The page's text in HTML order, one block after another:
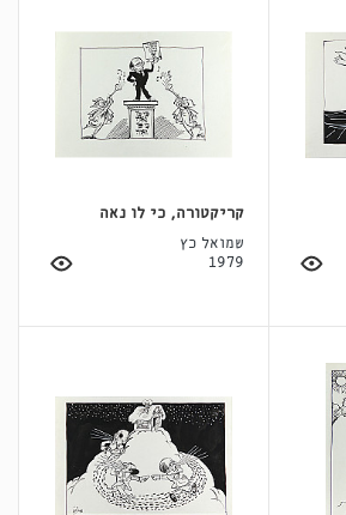
קריקטורה, כי לו נאה
שמואל כץ
1979